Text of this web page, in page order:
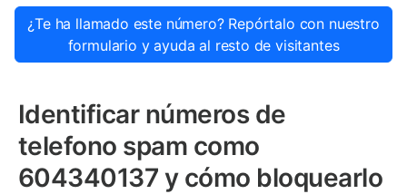
¿Te ha llamado este número? Repórtalo con nuestro
formulario y ayuda al resto de visitantes
Identificar números de
telefono spam como
604340137 y cómo bloquearlo